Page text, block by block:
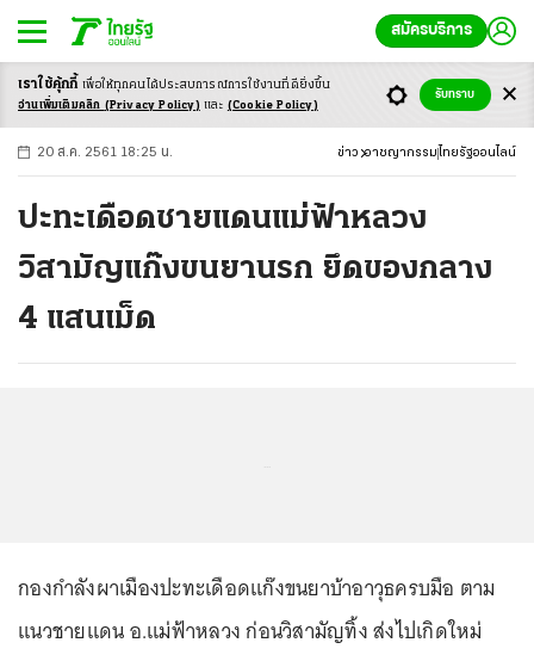
สมัครบริการ
-ก ก ก+
20 ส.ค. 2561 18:25 น. ข่าว อาชญากรรม ไทยรัฐออนไลน์
ปะทะเดือดชายแดนแม่ฟ้าหลวง
วิสามัญแก๊งขนยานรก ยึดของกลาง
4 แสนเม็ด
กองกำลังผาเมืองปะทะเดือดแก๊งขนยาบ้าอาวุธครบมือ ตาม
แนวชายแดน อ.แม่ฟ้าหลวง ก่อนวิสามัญทิ้ง ส่งไปเกิดใหม่
เราใช้คุ้กกี้ เพื่อให้ทุกคนได้ประสบการณ์การใช้งานที่ดียิ่งขึ้น
อ่านเพิ่มเติมคลิก (Privacy Policy) และ (Cookie Policy)
รับทราบ